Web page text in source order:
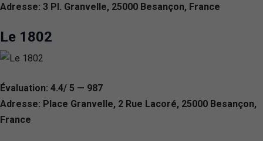
Adresse: 3 Pl. Granvelle, 25000 Besançon, France
Le 1802
Évaluation: 4.4/ 5 — 987
Adresse: Place Granvelle, 2 Rue Lacoré, 25000 Besançon,
France